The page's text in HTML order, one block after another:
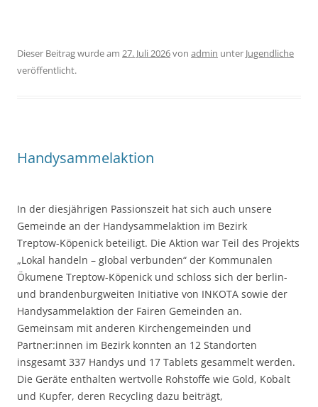
Dieser Beitrag wurde am 27. Juli 2026von admin unter Jugendliche
veröffentlicht.
Handysammelaktion
In der diesjährigen Passionszeit hat sich auch unsere
Gemeinde an der Handysammelaktion im Bezirk
Treptow-Köpenick beteiligt. Die Aktion war Teil des Projekts
„Lokal handeln – global verbunden“ der Kommunalen
Ökumene Treptow-Köpenick und schloss sich der berlin-
und brandenburgweiten Initiative von INKOTA sowie der
Handysammelaktion der Fairen Gemeinden an.
Gemeinsam mit anderen Kirchengemeinden und
Partner:innen im Bezirk konnten an 12 Standorten
insgesamt 337 Handys und 17 Tablets gesammelt werden.
Die Geräte enthalten wertvolle Rohstoffe wie Gold, Kobalt
und Kupfer, deren Recycling dazu beiträgt,